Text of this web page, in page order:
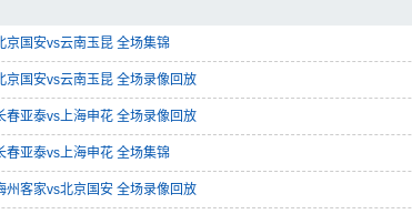
国安vs云南玉昆 全场集锦
国安vs云南玉昆 全场录像回放
亚泰vs上海申花 全场录像回放
亚泰vs上海申花 全场集锦
客家vs北京国安 全场录像回放